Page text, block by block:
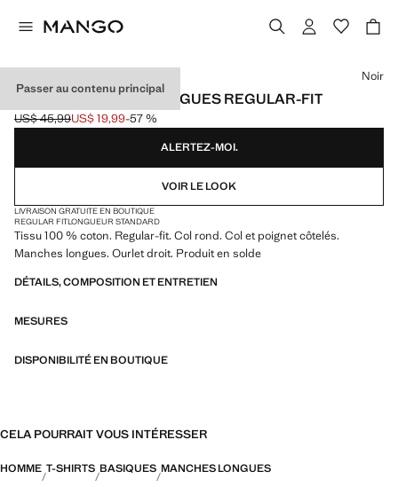
Passer au contenu principal
T-SHIRT MANCHES LONGUES REGULAR-FIT
Prix initial barré [US$ 45,99 ]
US$ 45,99
Prix actuel [US$ 19,99 ]
US$ 19,99-57 %
Choisissez une couleur
Noir
ALERTEZ-MOI.
VOIR LE LOOK
LIVRAISON GRATUITE EN BOUTIQUE
REGULAR FITLONGUEUR STANDARD
Tissu 100 % coton. Regular-fit. Col rond. Col et poignet côtelés.
Manches longues. Ourlet droit. Produit en solde
DÉTAILS, COMPOSITION ET ENTRETIEN
MESURES
DISPONIBILITÉ EN BOUTIQUE
CELA POURRAIT VOUS INTÉRESSER
HOMME T-SHIRTS BASIQUES MANCHES LONGUES